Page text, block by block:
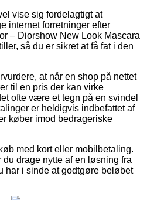
vise sig fordelagtigt at
internet forretninger efter
– Diorshow New Look Mascara
så du er sikret at få fat i den
at når en shop på nettet
til en pris der kan virke
ofte være et tegn på en svindel
er heldigvis indbefattet af
køber imod bedrageriske
med kort eller mobilbetaling.
drage nytte af en løsning fra
har i sinde at godtgøre beløbet